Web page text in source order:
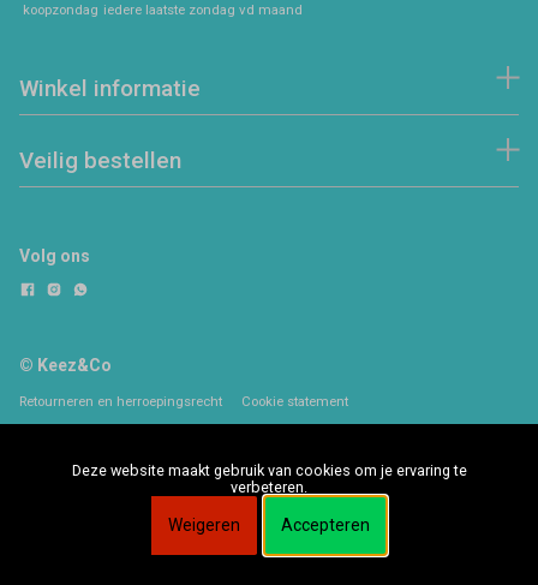
koopzondag iedere laatste zondag vd maand
Winkel informatie
Veilig bestellen
Volg ons
© Keez&Co
Retourneren en herroepingsrecht Cookie statement
Deze website maakt gebruik van cookies om je ervaring te
verbeteren.
Weigeren Accepteren